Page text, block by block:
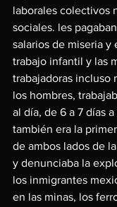
laborales colectivos
sociales. les pagaban
salarios de miseria y
trabajo infantil y las
trabajadoras incluso
los hombres,
al día, de 6 a 7 días
también era la
de ambos lados de
y denunciaba la
los inmigrantes
en las minas, los